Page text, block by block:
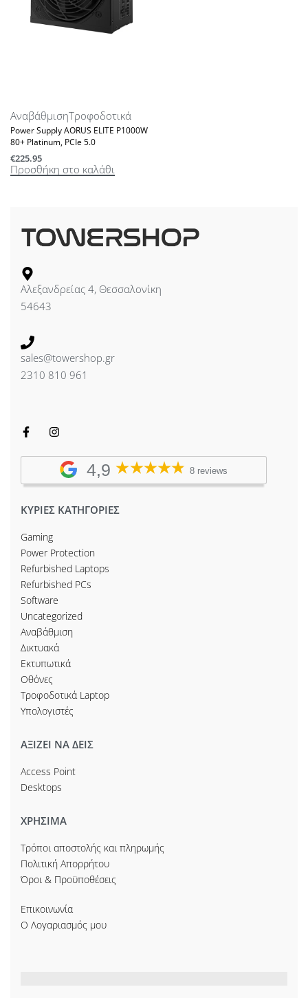
ΑναβάθμισηΤροφοδοτικά
Power Supply AORUS ELITE P1000W
80+ Platinum, PCIe 5.0
€225.95
Προσθήκη στο καλάθι
Αλεξανδρείας 4, Θεσσαλονίκη
54643
sales@towershop.gr
2310 810 961
4,9 8 reviews
ΚΥΡΙΕΣ ΚΑΤΗΓΟΡΙΕΣ
Gaming
Power Protection
Refurbished Laptops
Refurbished PCs
Software
Uncategorized
Αναβάθμιση
Δικτυακά
Εκτυπωτικά
Οθόνες
Τροφοδοτικά Laptop
Υπολογιστές
ΑΞΙΖΕΙ ΝΑ ΔΕΙΣ
Access Point
Desktops
ΧΡΗΣΙΜΑ
Τρόποι αποστολής και πληρωμής
Πολιτική Απορρήτου
Όροι & Προϋποθέσεις
Επικοινωνία
Ο Λογαριασμός μου